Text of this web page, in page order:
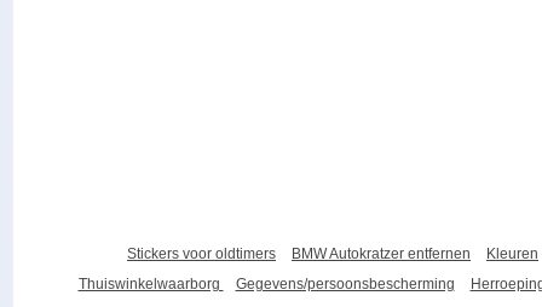
Stickers voor oldtimers BMW Autokratzer entfernen
Kleuren
Thuiswinkelwaarborg
Gegevens/persoonsbescherming